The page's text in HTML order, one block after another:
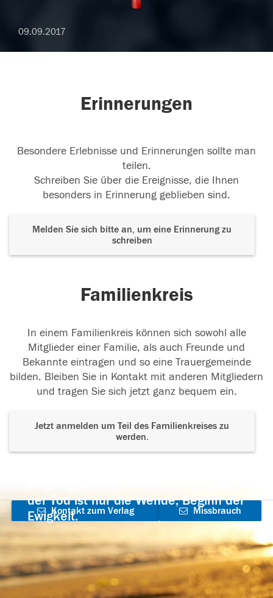
09.09.2017
Erinnerungen
Besondere Erlebnisse und Erinnerungen sollte man
teilen.
Schreiben Sie über die Ereignisse, die Ihnen
besonders in Erinnerung geblieben sind.
Melden Sie sich bitte an, um eine Erinnerung zu
schreiben
Familienkreis
In einem Familienkreis können sich sowohl alle
Mitglieder einer Familie, als auch Freunde und
Bekannte eintragen und so eine Trauergemeinde
bilden. Bleiben Sie in Kontakt mit anderen Mitgliedern
und tragen Sie sich jetzt ganz bequem ein.
Jetzt anmelden um Teil des Familienkreises zu
werden.
der Tod ist nur die Wende, Beginn der
Ewigkeit.
Kontakt zum Verlag
aufnehmen
Missbrauch